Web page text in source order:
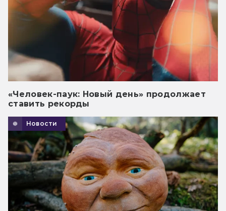
«Человек-паук: Новый день» продолжает
ставить рекорды
Новости